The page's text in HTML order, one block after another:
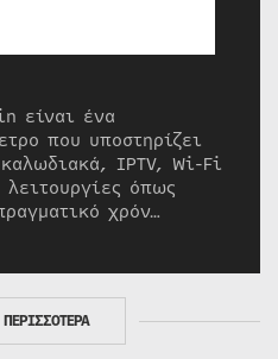
είναι ένα
που υποστηρίζει
IPTV, Wi-Fi
όπως
χρόν…